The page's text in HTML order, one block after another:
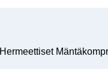
Hermeettiset